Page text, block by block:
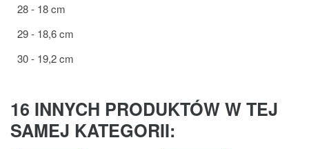
28 - 18 cm
29 - 18,6 cm
30 - 19,2 cm
16 INNYCH PRODUKTÓW W TEJ
SAMEJ KATEGORII: